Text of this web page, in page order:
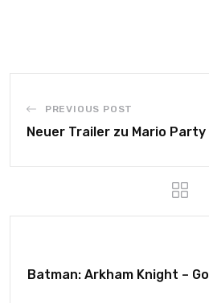
PREVIOUS POST
Neuer Trailer zu Mario Party
Batman: Arkham Knight –